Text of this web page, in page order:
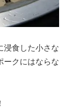
浸食した小さな
ークにはならな